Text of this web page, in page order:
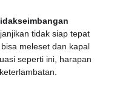
tidak siap tepat
meleset dan kapal
seperti ini, harapan